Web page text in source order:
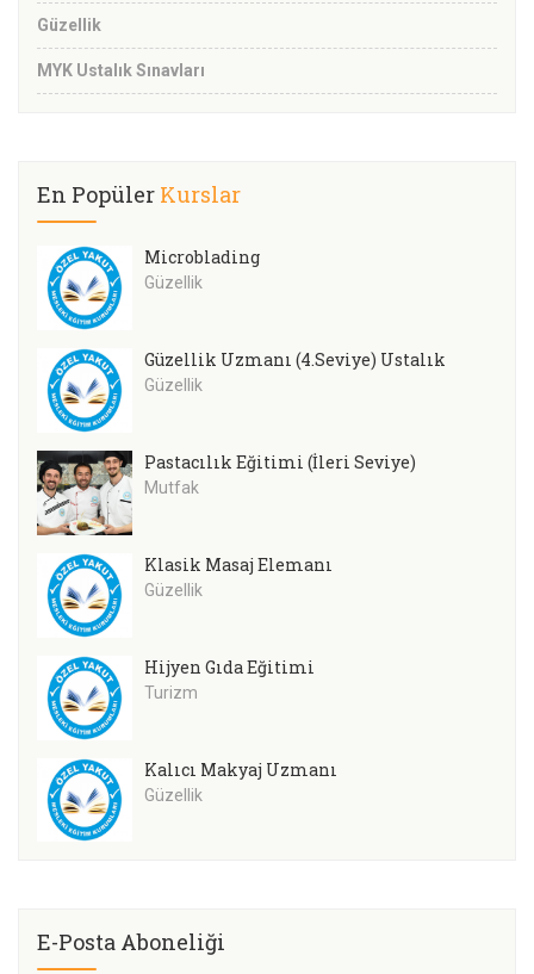
Güzellik
MYK Ustalık Sınavları
En Popüler Kurslar
Microblading
Güzellik
Güzellik Uzmanı (4.Seviye) Ustalık
Güzellik
Pastacılık Eğitimi (İleri Seviye)
Mutfak
Klasik Masaj Elemanı
Güzellik
Hijyen Gıda Eğitimi
Turizm
Kalıcı Makyaj Uzmanı
Güzellik
E-Posta Aboneliği